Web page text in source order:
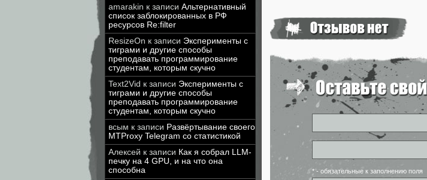
amarakin к записи Альтернативный
список заблокированных в РФ
ресурсов Re:filter
ResizeOn к записи Эксперименты с
тиграми и другие способы
преподавать программирование
студентам, которым скучно
Text2Vid к записи Эксперименты с
тиграми и другие способы
преподавать программирование
студентам, которым скучно
всым к записи Развёртывание своего
MTProxy Telegram со статистикой
Алексей к записи Как я собрал LLM-
печку на 4 GPU, и на что она
способна
* - обязательные к заполнению поля